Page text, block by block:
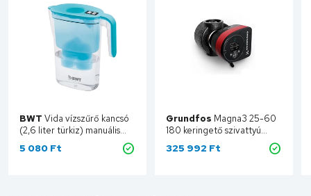
BWT Vida vízszűrő kancsó
(2,6 liter türkiz) manuális
125258570
5 080 Ft
Grundfos Magna3 25-60
180 keringető szivattyú
325 992 Ft